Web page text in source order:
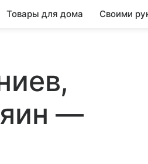
Товары для дома Своими
—